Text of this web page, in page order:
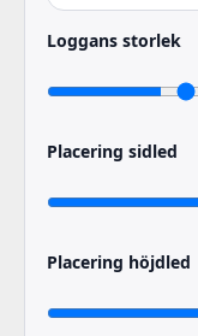
Loggans storlek
Placering sidled
Placering höjdled